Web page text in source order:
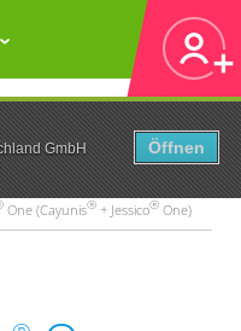
GmbH
Öffnen
One (Cayunis® + Jessico® One)